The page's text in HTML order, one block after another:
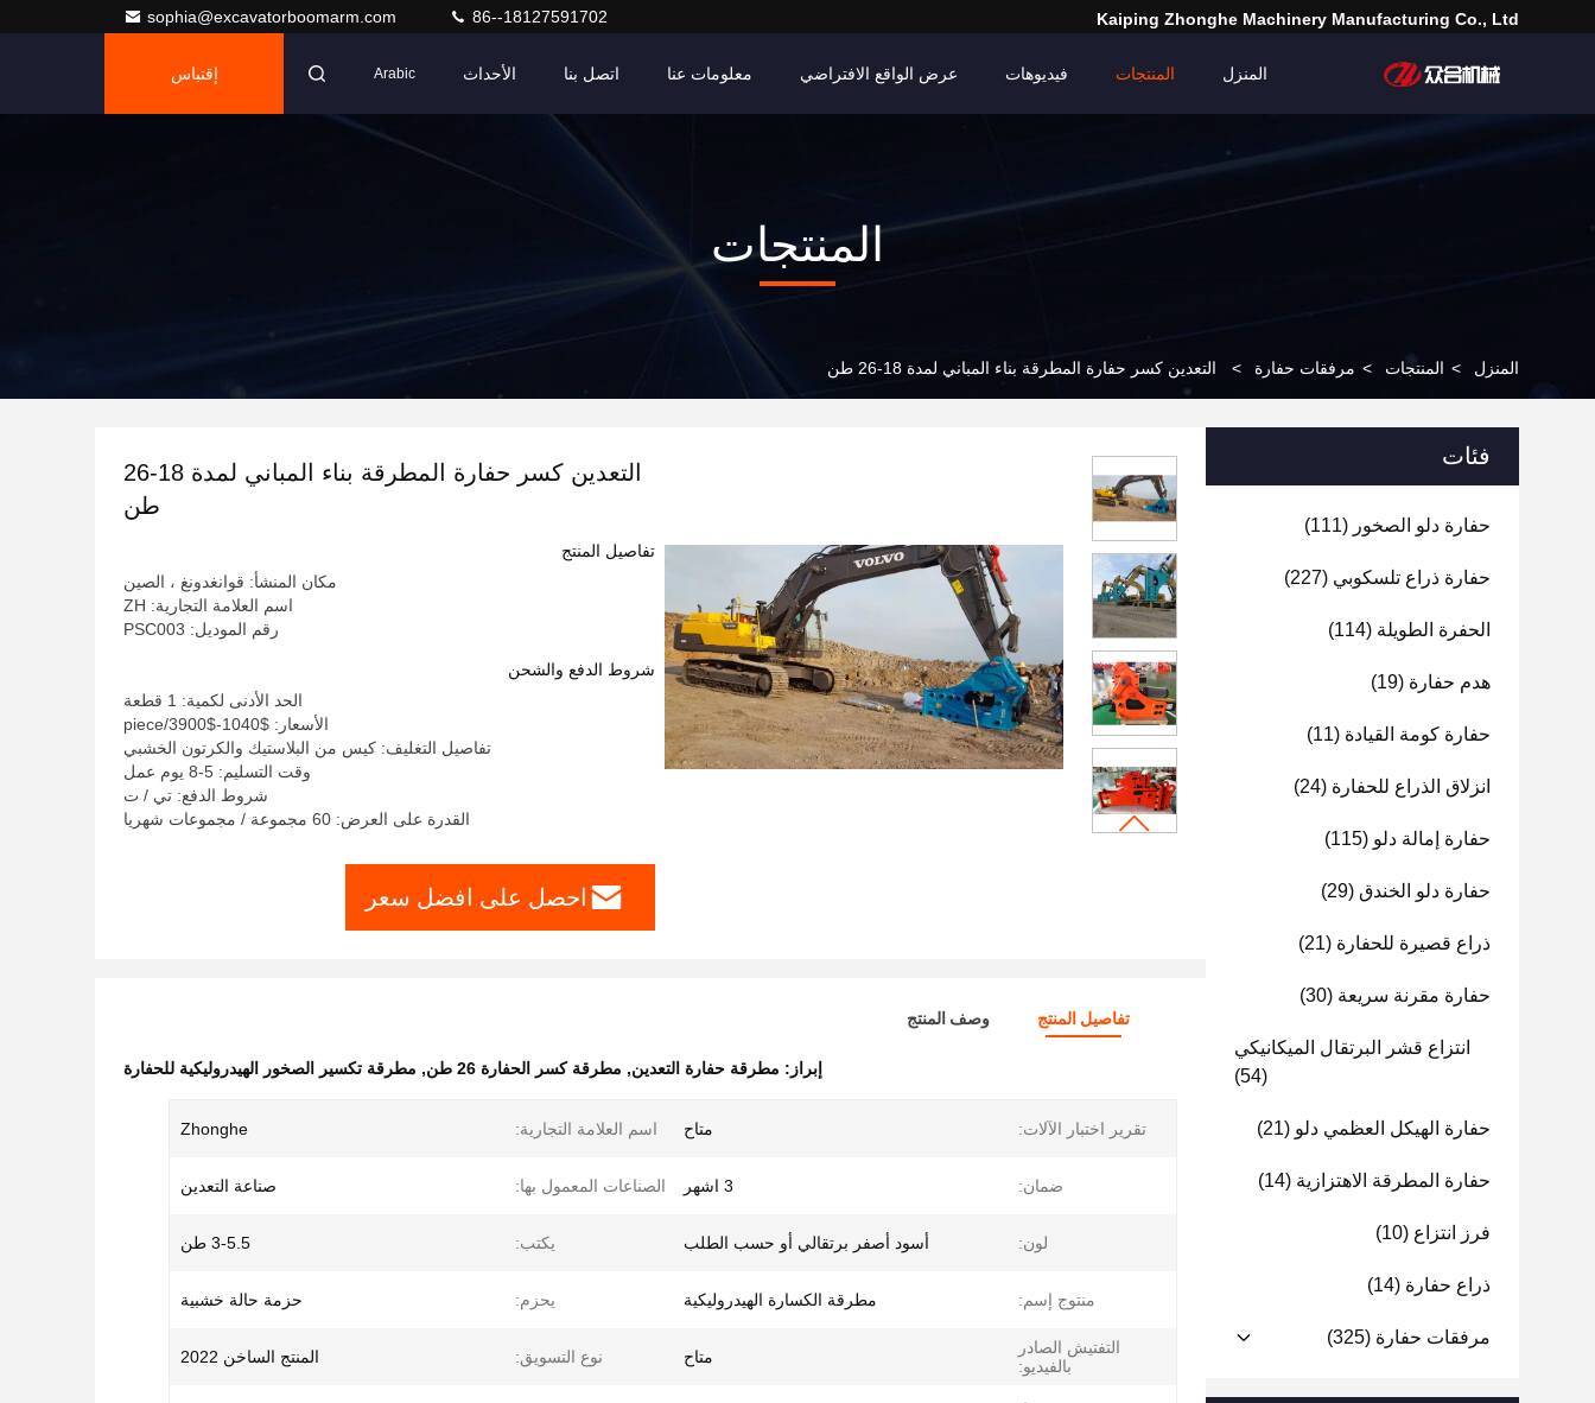
Kaiping Zhonghe Machinery Manufacturing Co., Ltd
sophia@excavatorboomarm.com 86--18127591702
المنزل المنتجات فيديوهات عرض الواقع الافتراضي معلومات عنا اتصل بنا الأحداث Arabic إقتباس
المنتجات
المنزل > المنتجات > مرفقات حفارة > التعدين كسر حفارة المطرقة بناء المباني لمدة 18-26 طن
فئات
حفارة دلو الصخور (111)
حفارة ذراع تلسكوبي (227)
الحفرة الطويلة (114)
هدم حفارة (19)
حفارة كومة القيادة (11)
انزلاق الذراع للحفارة (24)
حفارة إمالة دلو (115)
حفارة دلو الخندق (29)
ذراع قصيرة للحفارة (21)
حفارة مقرنة سريعة (30)
انتزاع قشر البرتقال الميكانيكي
(54)
حفارة الهيكل العظمي دلو (21)
حفارة المطرقة الاهتزازية (14)
فرز انتزاع (10)
ذراع حفارة (14)
مرفقات حفارة (325)
التعدين كسر حفارة المطرقة بناء المباني لمدة 18-26
طن
تفاصيل المنتج
مكان المنشأ: قوانغدونغ ، الصين
اسم العلامة التجارية: ZH
رقم الموديل: PSC003
شروط الدفع والشحن
الحد الأدنى لكمية: 1 قطعة
الأسعار: $1040-$3900/piece
تفاصيل التغليف: كيس من البلاستيك والكرتون الخشبي
وقت التسليم: 5-8 يوم عمل
شروط الدفع: تي / ت
القدرة على العرض: 60 مجموعة / مجموعات شهريا
احصل على افضل سعر
تفاصيل المنتج وصف المنتج
إبراز: مطرقة حفارة التعدين, مطرقة كسر الحفارة 26 طن , مطرقة تكسير الصخور الهيدروليكية للحفارة
تقرير اختبار الآلات: متاح اسم العلامة التجارية: Zhonghe
ضمان: 3 اشهر الصناعات المعمول بها: صناعة التعدين
لون: أسود أصفر برتقالي أو حسب الطلب يكتب: 3-5.5 طن
منتوج إسم: مطرقة الكسارة الهيدروليكية يحزم: حزمة حالة خشبية
التفتيش الصادر
بالفيديو:
متاح نوع التسويق: المنتج الساخن 2022